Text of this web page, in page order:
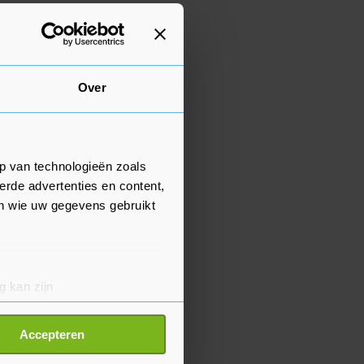
Over
van technologieën zoals
advertenties en content,
wie uw gegevens gebruikt
kan zijn
detailgedeelte
Accepteren